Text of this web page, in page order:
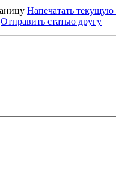
Напечатать текущую
Отправить статью другу